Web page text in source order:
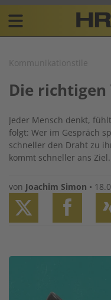
Skip
content
Plattform
für
Resources
navigation
Kommunikationstile
Die
Jeder Mensch denkt,
folgt: Wer im Gespräch
schneller den Draht zu
kommt schneller ans
von Joachim Simon •